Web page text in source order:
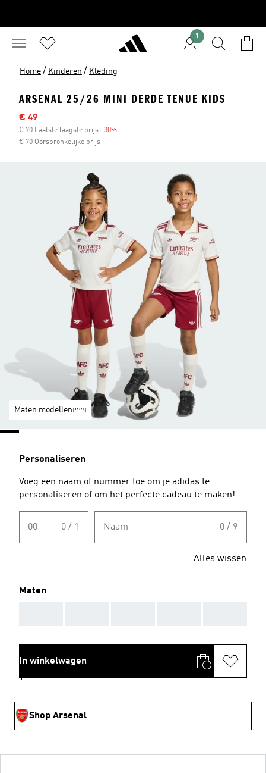
1
Home / Kinderen / Kleding
ARSENAL 25/26 MINI DERDE TENUE KIDS
Sale price
€ 49
€ 70 Laatste laagste prijs -30%
€ 70 Oorspronkelijke prijs
Maten modellen
Personaliseren
Voeg een naam of nummer toe om je adidas te
personaliseren of om het perfecte cadeau te maken!
00 0 / 1 Naam 0 / 9
Alles wissen
Maten
In winkelwagen
Shop Arsenal